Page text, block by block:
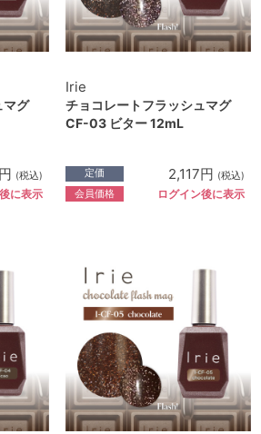
マグ
(税込)
に表示
Irie
チョコレートフラッシュマグ
CF-03 ビター 12mL
定価 2,117円 (税込)
会員価格 ログイン後に表示